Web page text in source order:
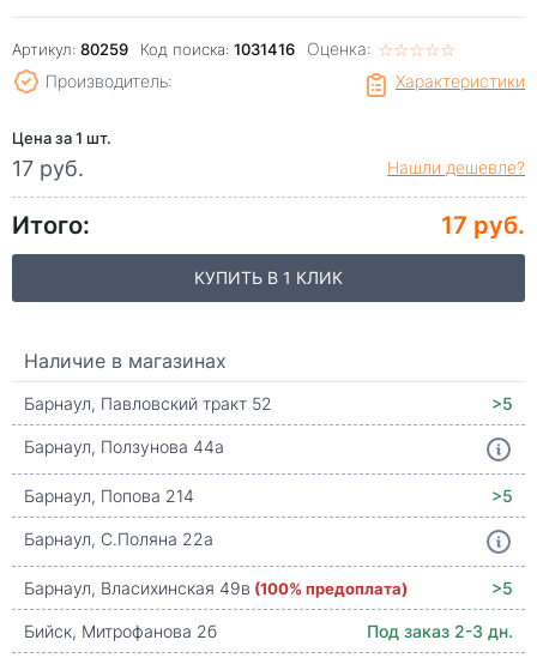
Артикул: 80259 Код поиска: 1031416 Оценка: ☆☆☆☆☆
★★★★★
Характеристики
Производитель:
Цена за 1 шт.
17 руб. Нашли дешевле?
Итого: 17 руб.
КУПИТЬ В 1 КЛИК
Наличие в магазинах
Барнаул, Павловский тракт 52
>5
Барнаул, Ползунова 44а
Барнаул, Попова 214
>5
Барнаул, С.Поляна 22а
Барнаул, Власихинская 49в (100% предоплата)
>5
Бийск, Митрофанова 2б
Под заказ 2-3 дн.